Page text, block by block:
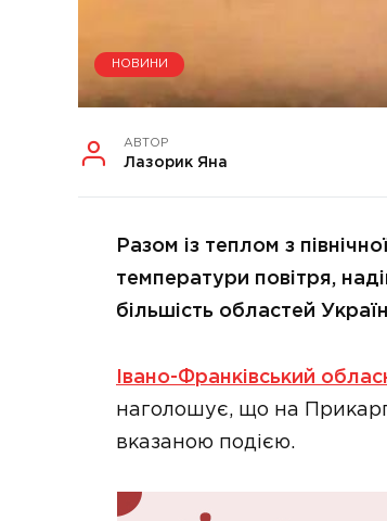
НОВИНИ
АВТОР
Лазорик Яна
Разом із теплом з
температури повітря,
більшість областей
Івано-Франківський
наголошує, що на
вказаною подією.